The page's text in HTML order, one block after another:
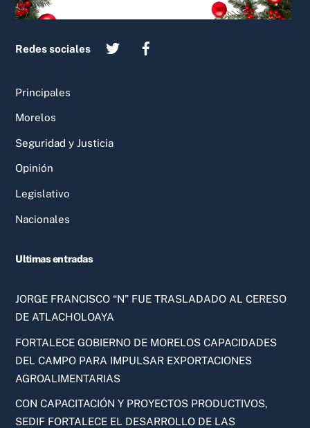
Redes sociales
Principales
Morelos
Seguridad y Justicia
Opinión
Legislativo
Nacionales
Ultimas entradas
JORGE FRANCISCO “N” FUE TRASLADADO AL CERESO
DE ATLACHOLOAYA
FORTALECE GOBIERNO DE MORELOS CAPACIDADES
DEL CAMPO PARA IMPULSAR EXPORTACIONES
AGROALIMENTARIAS
CON CAPACITACIÓN Y PROYECTOS PRODUCTIVOS,
SEDIF FORTALECE EL DESARROLLO DE LAS